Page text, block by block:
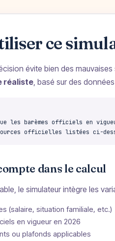
ce
évite bien des
réaliste, basé sur des
les barèmes officiels en
officielles listées ci-
dans le calcul
le simulateur intègre les
(salaire, situation familiale, etc.)
en vigueur en 2026
ou plafonds applicables